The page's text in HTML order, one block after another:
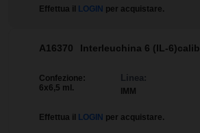
Effettua il LOGIN per acquistare.
A16370 Interleuchina 6 (IL-
Confezione:
6x6,5 ml.
Linea:
IMM
Effettua il LOGIN per acquistare.